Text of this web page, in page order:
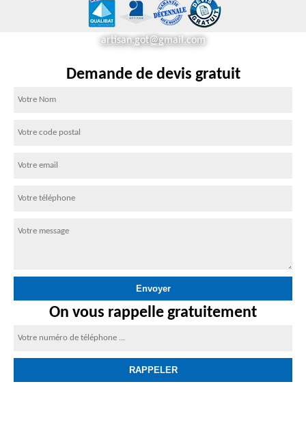
artisan.got@gmail.com
Demande de devis gratuit
On vous rappelle gratuitement